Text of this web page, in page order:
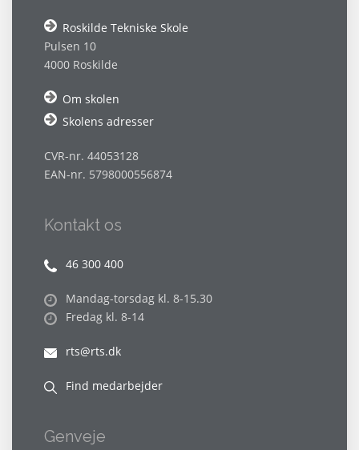
Roskilde Tekniske Skole
Pulsen 10
4000 Roskilde
Om skolen
Skolens adresser
CVR-nr. 44053128
EAN-nr. 5798000556874
Kontakt os
46 300 400
Mandag-torsdag kl. 8-15.30
Fredag kl. 8-14
rts@rts.dk
Find medarbejder
Genveje